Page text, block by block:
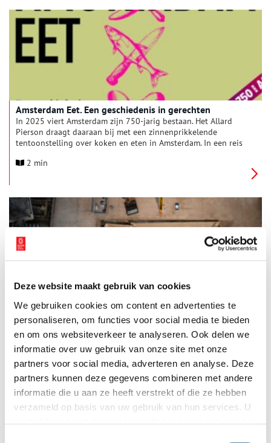
Deze website maakt gebruik van cookies
We gebruiken cookies om content en advertenties te
personaliseren, om functies voor social media te bieden
en om ons websiteverkeer te analyseren. Ook delen we
informatie over uw gebruik van onze site met onze
partners voor social media, adverteren en analyse. Deze
partners kunnen deze gegevens combineren met andere
informatie die u aan ze heeft verstrekt of die ze hebben
verzameld op basis van uw gebruik van hun services. U
schoonheid van de verzameling en meer te weten komen over
de geraffineerde productiemethoden van glas in de oudheid.
Amsterdam Eet. Een geschiedenis in gerechten
In 2025 viert Amsterdam zijn 750-jarig bestaan. Het Allard
Pierson draagt daaraan bij met een zinnenprikkelende
tentoonstelling over koken en eten in Amsterdam. In een reis
Amsterdammers lag. Kookboeken, menukaarten, archeologische
Het blijkt dat de inwoners van Amsterdam altijd een
‘nieuwsgierige maag’ hebben gehad.
2 min
start
In het recent verbouwde archeologisch depot van Amsterdam
ligt het archeologische geheugen van de stad. Op deze plek
hebben de Gemeente Amsterdam, afdeling Monumenten en
Archeologie; Universiteit van Amsterdam, afdeling Amsterdam
Centre for Ancient Studies and Archaeology (ACASA) en het
Allard Pierson op woensdag 27 november een
samenwerkingsoverkomst ondertekend. Het doel van de
samenwerking is de resultaten van archeologische
opgravingen en wetenschappelijk onderzoek met een breed
1 min